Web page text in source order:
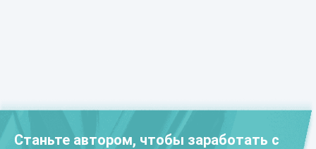
Станьте автором, чтобы заработать с